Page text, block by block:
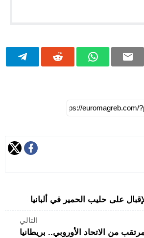
على حليب الحمير في ألبانيا
التالي
من الاتحاد الأوروبي.. بريطانيا